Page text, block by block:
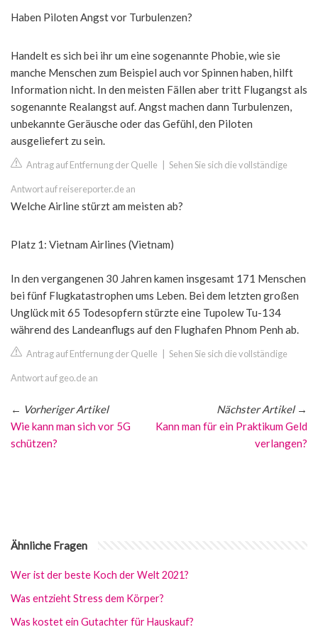
Haben Piloten Angst vor Turbulenzen?
Handelt es sich bei ihr um eine sogenannte Phobie, wie sie
manche Menschen zum Beispiel auch vor Spinnen haben, hilft
Information nicht. In den meisten Fällen aber tritt Flugangst als
sogenannte Realangst auf. Angst machen dann Turbulenzen,
unbekannte Geräusche oder das Gefühl, den Piloten
ausgeliefert zu sein.
Antrag auf Entfernung der Quelle Sehen Sie sich die vollständige
Antwort auf reisereporter.de an
Welche Airline stürzt am meisten ab?
Platz 1: Vietnam Airlines (Vietnam)
In den vergangenen 30 Jahren kamen insgesamt 171 Menschen
bei fünf Flugkatastrophen ums Leben. Bei dem letzten großen
Unglück mit 65 Todesopfern stürzte eine Tupolew Tu-134
während des Landeanflugs auf den Flughafen Phnom Penh ab.
Antrag auf Entfernung der Quelle Sehen Sie sich die vollständige
Antwort auf geo.de an
← Vorheriger Artikel
Wie kann man sich vor 5G
schützen?
Nächster Artikel→
Kann man für ein Praktikum Geld
verlangen?
Ähnliche Fragen
Wer ist der beste Koch der Welt 2021?
Was entzieht Stress dem Körper?
Was kostet ein Gutachter für Hauskauf?